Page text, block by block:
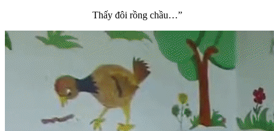
Thấy đôi rồng chầu…”